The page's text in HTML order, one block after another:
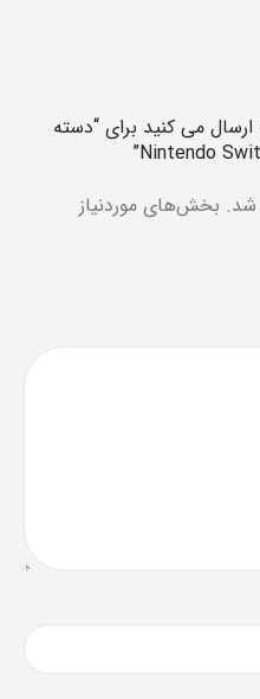
می کنید برای “دسته
شد. بخش‌های موردنیاز